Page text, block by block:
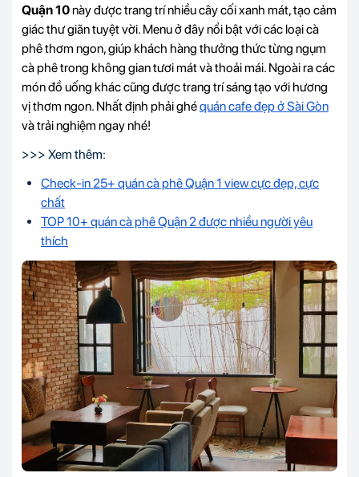
Quận 10này được trang trí nhiều cây cối xanh mát, tạo cảm
giác thư giãn tuyệt vời. Menu ở đây nổi bật với các loại cà
phê thơm ngon, giúp khách hàng thưởng thức từng ngụm
cà phê trong không gian tươi mát và thoải mái. Ngoài ra các
món đồ uống khác cũng được trang trí sáng tạo với hương
vị thơm ngon. Nhất định phải ghéquán cafe đẹp ở Sài Gòn
và trải nghiệm ngay nhé!
>>> Xem thêm:
Check-in 25+ quán cà phê Quận 1 view cực đẹp, cực
chất
TOP 10+ quán cà phê Quận 2 được nhiều người yêu
thích